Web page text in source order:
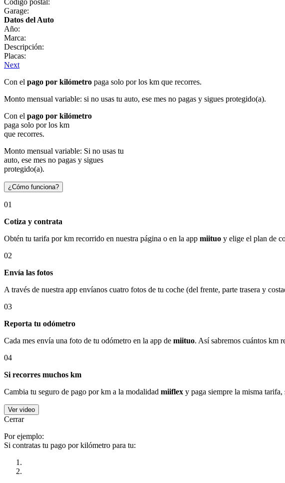
Garage:
Datos del Auto
Año:
Marca:
Descripción:
Placas:
Next
Con el pago por kilómetro paga solo por los km que recorres.
Monto mensual variable: si no usas tu auto, ese mes no pagas y sigues protegido(a).
Con el pago por kilómetro
paga solo por los km
que recorres.
Monto mensual variable: Si no usas tu
auto, ese mes no pagas y sigues
protegido(a).
¿Cómo funciona?
01
Cotiza y contrata
Obtén tu tarifa por km recorrido en nuestra página o en la app miituo y elige el plan de
02
Envía las fotos
A través de nuestra app envíanos cuatro fotos de tu coche (del frente, parte trasera y
03
Reporta tu odómetro
Cada mes envía una foto de tu odómetro en la app de miituo. Así sabremos cuántos km
04
Si recorres muchos km
Cambia tu seguro de pago por km a la modalidad miiflex y paga siempre la misma
Ver video
Cerrar
Por ejemplo:
Si contratas tu pago por kilómetro para tu: